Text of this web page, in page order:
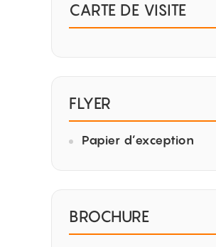
CARTE DE VISITE
FLYER
Papier d’exception
BROCHURE